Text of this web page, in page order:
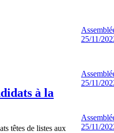
à la
têtes de listes aux
25/11/
25/11/
25/11/